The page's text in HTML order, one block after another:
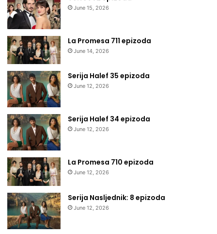
June 15, 2026
La Promesa 711 epizoda
June 14, 2026
Serija Halef 35 epizoda
June 12, 2026
Serija Halef 34 epizoda
June 12, 2026
La Promesa 710 epizoda
June 12, 2026
Serija Nasljednik: 8 epizoda
June 12, 2026